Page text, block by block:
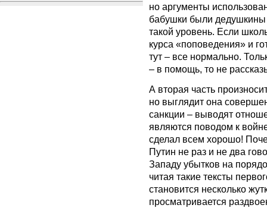
но аргументы
бабушки были
такой уровень. Если
курса «поповедения» и
тут – все нормально.
– в помощь, то не
А вторая часть
но выглядит она
санкции – выводят
являются поводом к
сделал всем хорошо!
Путин не раз и не два
Западу убытков на
читая такие тексты
становится несколько
просматривается